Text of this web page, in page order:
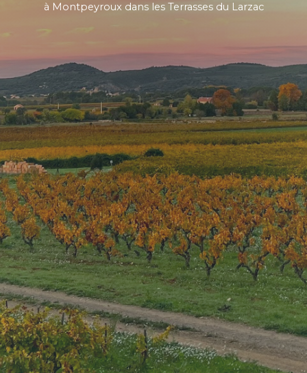
à Montpeyroux dans les Terrasses du Larzac